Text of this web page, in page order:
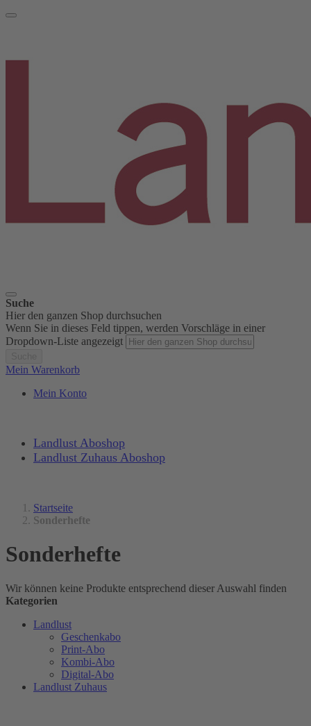
Suche
Hier den ganzen Shop durchsuchen
Wenn Sie in dieses Feld tippen, werden Vorschläge in einer
Dropdown-Liste angezeigt
Mein Warenkorb
Mein Konto
Landlust Aboshop
Landlust Zuhaus Aboshop
Startseite
Sonderhefte
Sonderhefte
Wir können keine Produkte entsprechend dieser Auswahl finden
Kategorien
Landlust
Geschenkabo
Print-Abo
Kombi-Abo
Digital-Abo
Landlust Zuhaus